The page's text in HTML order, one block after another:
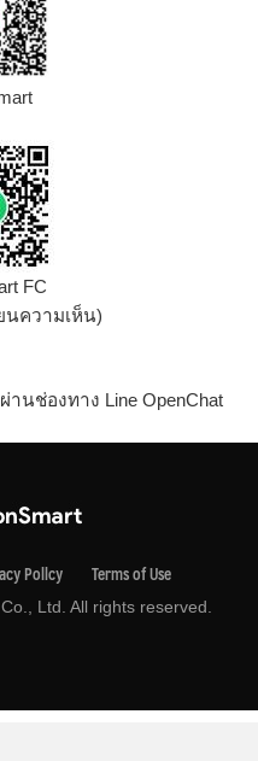
FC
นความเห็น)
นช่องทาง Line OpenChat
Pollcy Terms of Use
Ltd. All rights reserved.